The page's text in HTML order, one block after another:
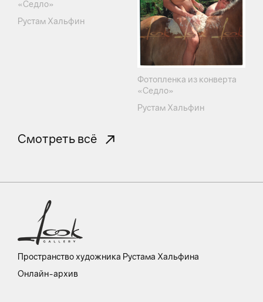
«Седло»
Рустам Хальфин
Фотопленка из конверта
«Седло»
Рустам Хальфин
Смотреть всё
Пространство художника Рустама Хальфина
Онлайн-архив